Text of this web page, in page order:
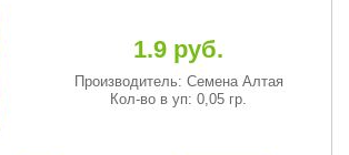
1.9 руб.
Производитель: Семена Алтая
Кол-во в уп: 0,05 гр.